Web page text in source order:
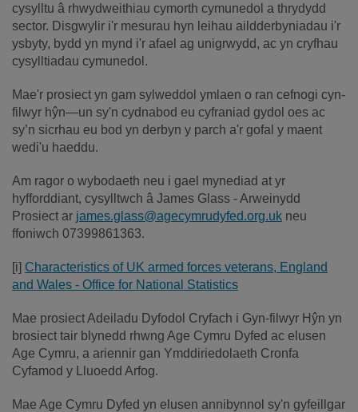
cysylltu â rhwydweithiau cymorth cymunedol a thrydydd
sector. Disgwylir i'r mesurau hyn leihau aildderbyniadau i'r
ysbyty, bydd yn mynd i'r afael ag unigrwydd, ac yn cryfhau
cysylltiadau cymunedol.
Mae'r prosiect yn gam sylweddol ymlaen o ran cefnogi cyn-
filwyr hŷn—un sy'n cydnabod eu cyfraniad gydol oes ac
sy’n sicrhau eu bod yn derbyn y parch a'r gofal y maent
wedi'u haeddu.
Am ragor o wybodaeth neu i gael mynediad at yr
hyfforddiant, cysylltwch â James Glass - Arweinydd
Prosiect ar james.glass@agecymrudyfed.org.uk neu
ffoniwch 07399861363.
[i] Characteristics of UK armed forces veterans, England
and Wales - Office for National Statistics
Mae prosiect Adeiladu Dyfodol Cryfach i Gyn-filwyr Hŷn yn
brosiect tair blynedd rhwng Age Cymru Dyfed ac elusen
Age Cymru, a ariennir gan Ymddiriedolaeth Cronfa
Cyfamod y Lluoedd Arfog.
Mae Age Cymru Dyfed yn elusen annibynnol sy'n gyfeillgar